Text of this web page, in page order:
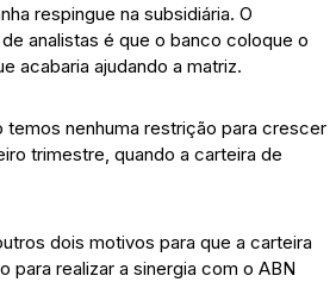
respingue na subsidiária. O
analistas é que o banco coloque o
acabaria ajudando a matriz.
temos nenhuma restrição para crescer
trimestre, quando a carteira de
dois motivos para que a carteira
realizar a sinergia com o ABN